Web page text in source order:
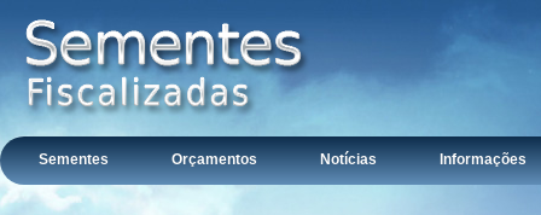
Sementes Orçamentos Notícias Informações